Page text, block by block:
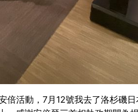
倍活動，7月12號我去了洛杉磯